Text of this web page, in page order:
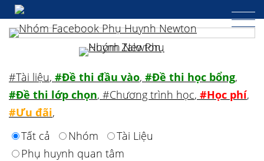
#Tài liệu, #Đề thi đầu vào, #Đề thi học bổng,
#Đề thi lớp chọn, #Chương trình học, #Học phí,
#Ưu đãi,
Tất cả
Nhóm
Tài Liệu
Phụ huynh quan tâm